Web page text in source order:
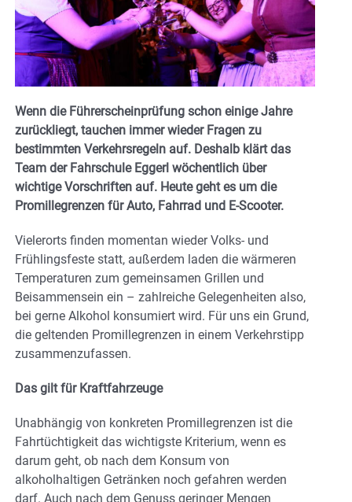
Wenn die Führerscheinprüfung schon einige Jahre
zurückliegt, tauchen immer wieder Fragen zu
bestimmten Verkehrsregeln auf. Deshalb klärt das
Team der Fahrschule Eggerl wöchentlich über
wichtige Vorschriften auf. Heute geht es um die
Promillegrenzen für Auto, Fahrrad und E-Scooter.
Vielerorts finden momentan wieder Volks- und
Frühlingsfeste statt, außerdem laden die wärmeren
Temperaturen zum gemeinsamen Grillen und
Beisammensein ein – zahlreiche Gelegenheiten also,
bei gerne Alkohol konsumiert wird. Für uns ein Grund,
die geltenden Promillegrenzen in einem Verkehrstipp
zusammenzufassen.
Das gilt für Kraftfahrzeuge
Unabhängig von konkreten Promillegrenzen ist die
Fahrtüchtigkeit das wichtigste Kriterium, wenn es
darum geht, ob nach dem Konsum von
alkoholhaltigen Getränken noch gefahren werden
darf. Auch nach dem Genuss geringer Mengen